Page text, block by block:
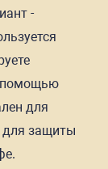
-
помощью
для
для защиты